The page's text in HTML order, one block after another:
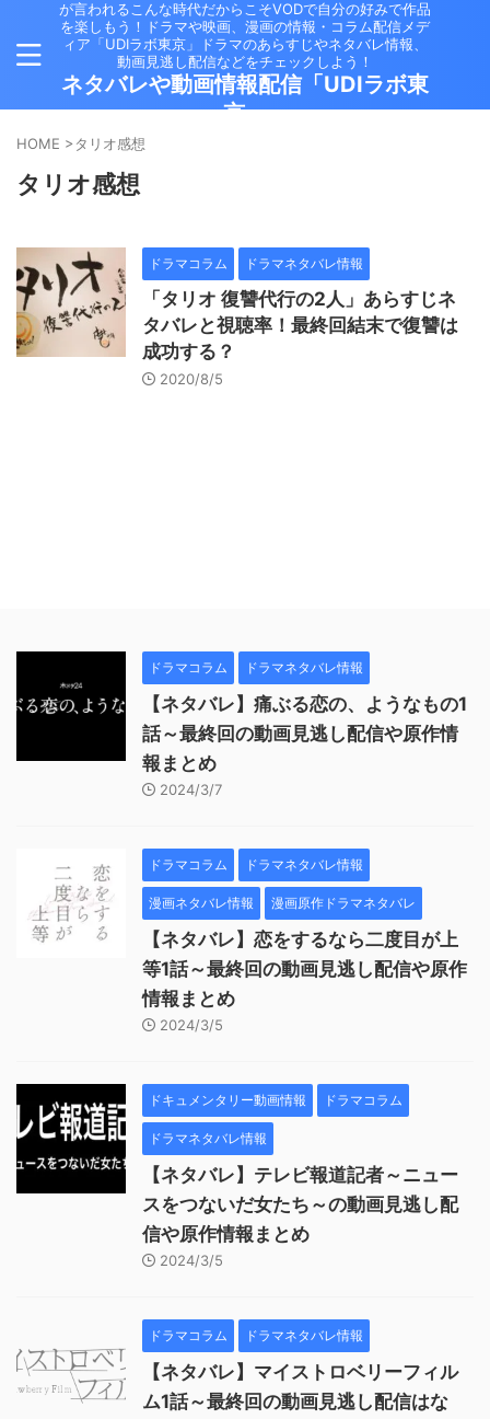
が言われるこんな時代だからこそVODで自分の好みで作品
を楽しもう！ドラマや映画、漫画の情報・コラム配信メデ
ィア「UDIラボ東京」ドラマのあらすじやネタバレ情報、
動画見逃し配信などをチェックしよう！
ネタバレや動画情報配信「UDIラボ東
京」
HOME >タリオ感想
タリオ感想
ドラマコラム ドラマネタバレ情報
「タリオ 復讐代行の2人」あらすじネ
タバレと視聴率！最終回結末で復讐は
成功する？
2020/8/5
ドラマコラム ドラマネタバレ情報
【ネタバレ】痛ぶる恋の、ようなもの1
話～最終回の動画見逃し配信や原作情
報まとめ
2024/3/7
ドラマコラム ドラマネタバレ情報
漫画ネタバレ情報 漫画原作ドラマネタバレ
【ネタバレ】恋をするなら二度目が上
等1話～最終回の動画見逃し配信や原作
情報まとめ
2024/3/5
ドキュメンタリー動画情報 ドラマコラム
ドラマネタバレ情報
【ネタバレ】テレビ報道記者～ニュー
スをつないだ女たち～の動画見逃し配
信や原作情報まとめ
2024/3/5
ドラマコラム ドラマネタバレ情報
【ネタバレ】マイストロベリーフィル
ム1話～最終回の動画見逃し配信はな